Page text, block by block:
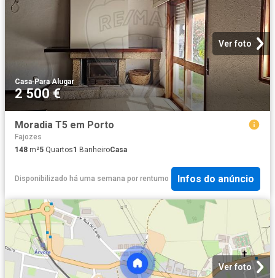
Ver foto
Casa·Para Alugar
2 500 €
Moradia T5 em Porto
Fajozes
148 m²5 Quartos1 BanheiroCasa
Disponibilizado há uma semana por rentumo Infos do anúncio
Ver foto